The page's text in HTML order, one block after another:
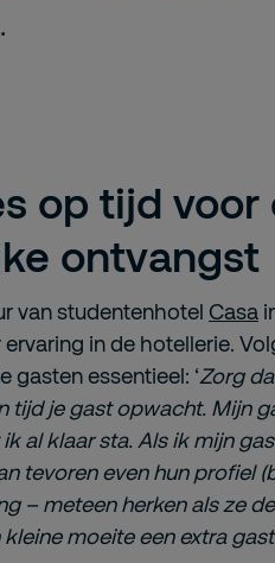
op tijd voor
ontvangst
van studentenhotel Casa
in de hotellerie.
gasten essentieel: ‘Zorg
tijd je gast opwacht. Mijn
al klaar sta. Als ik mijn
tevoren even hun profiel
– meteen herken als ze
moeite een extra